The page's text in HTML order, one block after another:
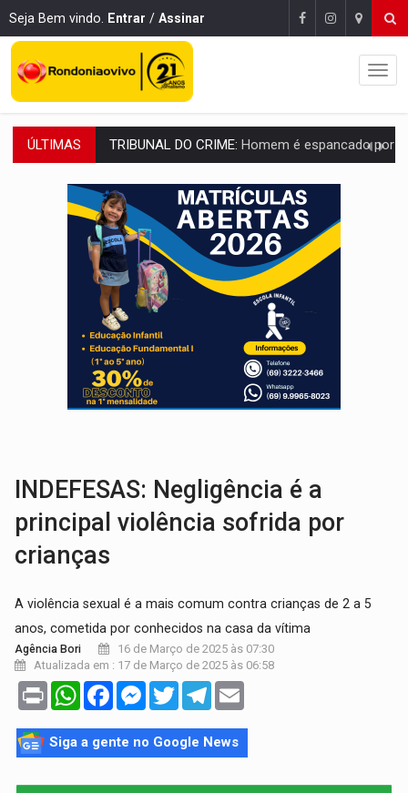
Seja Bem vindo. Entrar / Assinar
ÚLTIMAS VÍDEO:Perseguição é registrada no shopping após colombiana furtar
LUDOPATIA:Apostas online começam a afetar produtividade e rotina
REFLORESTAMENTO: Plantar árvores não será mais suficiente para
OVNIS NA LUA:Cientistas alertam para possível base secreta no satélite
ACABOU COM PEUGEOT:Incêndio destrói carro que era rebocado para oficina
VÍDEO: Ladrão é filmado furtando moto na frente do bar
BOLSAS DE PESQUISA:Iniciativa Amazônia+10 lança chamada para fortalecer
MATERIAL: Brasil tem grandes reservas de urânio, mas produz pouco e
INDEFESAS: Negligência é a
principal violência sofrida por
crianças
A violência sexual é a mais comum contra crianças de 2 a 5
anos, cometida por conhecidos na casa da vítima
Agência Bori
16 de Março de 2025 às 07:30
Atualizada em : 17 de Março de 2025 às 06:58
Print WhatsAppFacebookMessenger
TwitterTelegram
Siga a gente no Google News